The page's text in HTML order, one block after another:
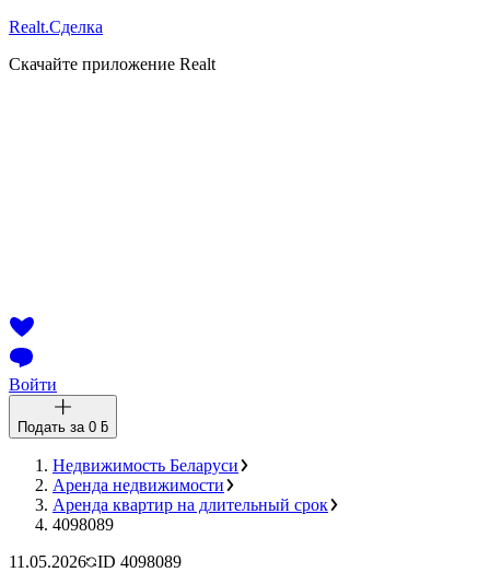
Realt.Сделка
Скачайте приложение Realt
Войти
Подать за 0 ƃ
Недвижимость Беларуси
Аренда недвижимости
Аренда квартир на длительный срок
4098089
11.05.2026 ID 4098089